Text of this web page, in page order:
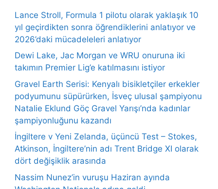
Lance Stroll, Formula 1 pilotu olarak yaklaşık 10
yıl geçirdikten sonra öğrendiklerini anlatıyor ve
2026’daki mücadeleleri anlatıyor
Dewi Lake, Jac Morgan ve WRU onuruna iki
takımın Premier Lig’e katılmasını istiyor
Gravel Earth Serisi: Kenyalı bisikletçiler erkekler
podyumunu süpürürken, İsveç ulusal şampiyonu
Natalie Eklund Göç Gravel Yarışı’nda kadınlar
şampiyonluğunu kazandı
İngiltere v Yeni Zelanda, üçüncü Test – Stokes,
Atkinson, İngiltere’nin adı Trent Bridge XI olarak
dört değişiklik arasında
Nassim Nunez’in vuruşu Haziran ayında